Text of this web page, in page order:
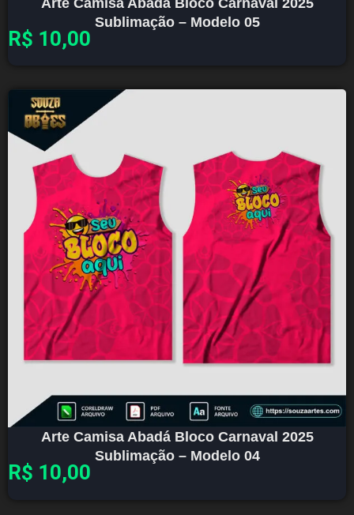
Arte Camisa Abadá Bloco Carnaval 2025
Sublimação – Modelo 05
R$ 10,00
Arte Camisa Abadá Bloco Carnaval 2025
Sublimação – Modelo 04
R$ 10,00